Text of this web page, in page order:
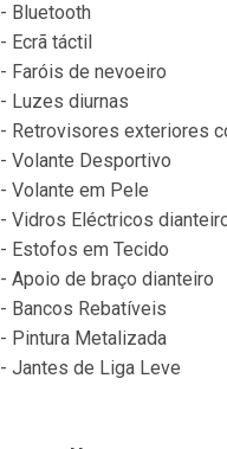
- Bluetooth
- Ecrã táctil
- Faróis de nevoeiro
- Luzes diurnas
- Retrovisores exteriores
- Volante Desportivo
- Volante em Pele
- Vidros Eléctricos
- Estofos em Tecido
- Apoio de braço dianteiro
- Bancos Rebatíveis
- Pintura Metalizada
- Jantes de Liga Leve